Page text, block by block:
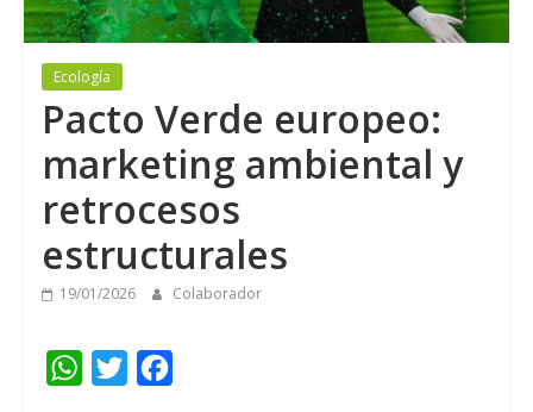
Ecología
Pacto Verde europeo:
marketing ambiental y
retrocesos
estructurales
19/01/2026 Colaborador
W